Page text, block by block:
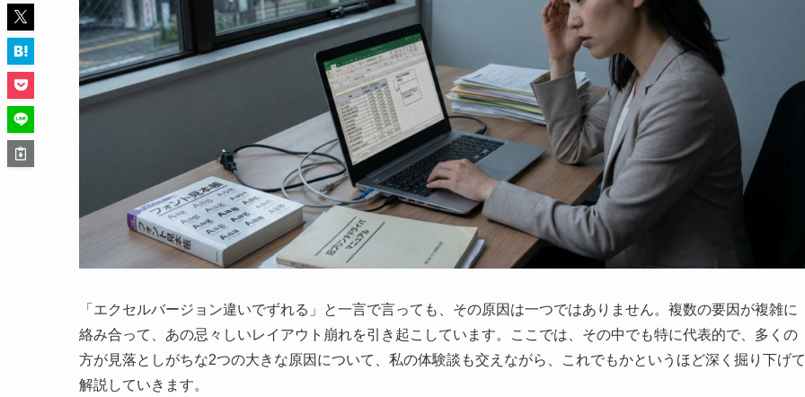
「エクセルバージョン違いでずれる」と一言で言っても、その原因は一つではありません。複数の要因が複雑に
絡み合って、あの忌々しいレイアウト崩れを引き起こしています。ここでは、その中でも特に代表的で、多くの
方が見落としがちな2つの大きな原因について、私の体験談も交えながら、これでもかというほど深く掘り下げて
解説していきます。